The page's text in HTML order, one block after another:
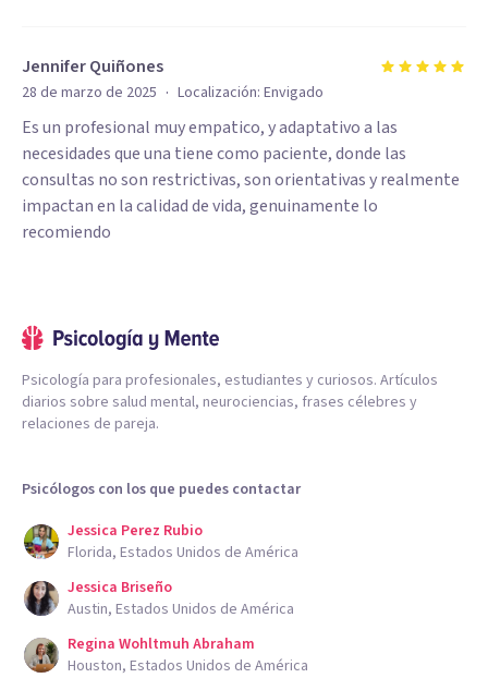
Jennifer Quiñones
28 de marzo de 2025 · Localización: Envigado
Es un profesional muy empatico, y adaptativo a las
necesidades que una tiene como paciente, donde las
consultas no son restrictivas, son orientativas y realmente
impactan en la calidad de vida, genuinamente lo
recomiendo
Psicología para profesionales, estudiantes y curiosos. Artículos
diarios sobre salud mental, neurociencias, frases célebres y
relaciones de pareja.
Psicólogos con los que puedes contactar
Jessica Perez Rubio
Florida, Estados Unidos de América
Jessica Briseño
Austin, Estados Unidos de América
Regina Wohltmuh Abraham
Houston, Estados Unidos de América